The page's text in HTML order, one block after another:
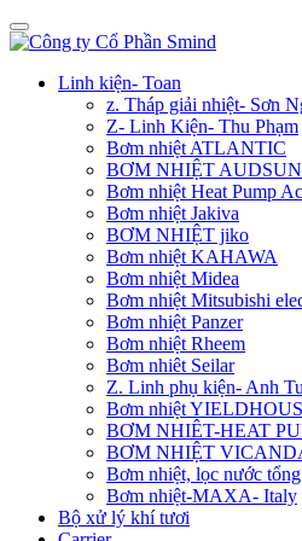
Linh kiện- Toan
z. Tháp giải nhiệt- Sơn
Z- Linh Kiện- Thu Phạm
Bơm nhiệt ATLANTIC
BƠM NHIỆT AUDSUN
Bơm nhiệt Heat Pump
Bơm nhiệt Jakiva
BƠM NHIỆT jiko
Bơm nhiệt KAHAWA
Bơm nhiệt Midea
Bơm nhiệt Mitsubishi
Bơm nhiệt Panzer
Bơm nhiệt Rheem
Bơm nhiêt Seilar
Z. Linh phụ kiện- Anh
Bơm nhiệt
BƠM NHIÊT-HEAT
BƠM NHIỆT
Bơm nhiệt, lọc nước
Bơm nhiệt-MAXA- Italy
Bộ xử lý khí tươi